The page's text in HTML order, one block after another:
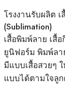
โรงงานรับผลิต
(Sublimation)
เสื้อพิมพ์ลาย เสื้
ยูนิฟอร์ม พิมพ์ลา
มีแบบเสื้อสวยๆ
แบบได้ตามใจลู